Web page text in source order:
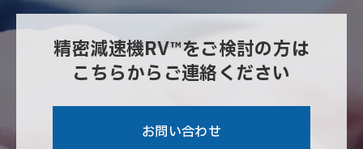
精密減速機RV™をご検討の方は
こちらからご連絡ください
お問い合わせ